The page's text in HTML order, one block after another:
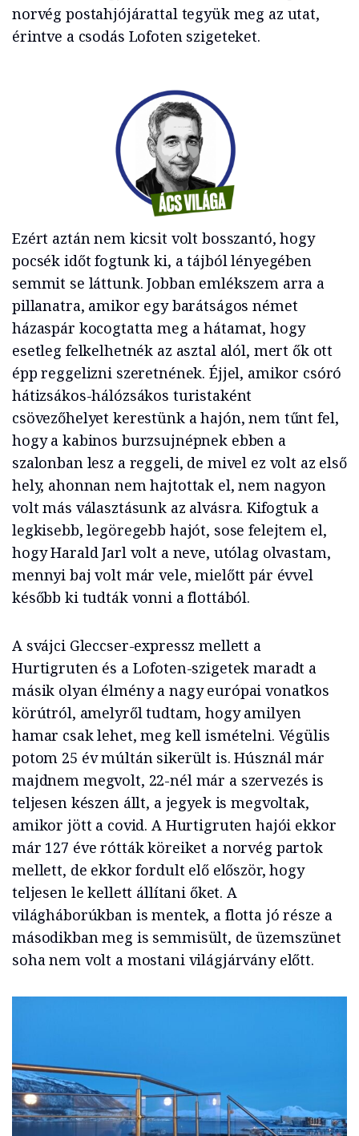
norvég postahjójárattal tegyük meg az utat,
érintve a csodás Lofoten szigeteket.
Ezért aztán nem kicsit volt bosszantó, hogy
pocsék időt fogtunk ki, a tájból lényegében
semmit se láttunk. Jobban emlékszem arra a
pillanatra, amikor egy barátságos német
házaspár kocogtatta meg a hátamat, hogy
esetleg felkelhetnék az asztal alól, mert ők ott
épp reggelizni szeretnének. Éjjel, amikor csóró
hátizsákos-hálózsákos turistaként
csövezőhelyet kerestünk a hajón, nem tűnt fel,
hogy a kabinos burzsujnépnek ebben a
szalonban lesz a reggeli, de mivel ez volt az első
hely, ahonnan nem hajtottak el, nem nagyon
volt más választásunk az alvásra. Kifogtuk a
legkisebb, legöregebb hajót, sose felejtem el,
hogy Harald Jarl volt a neve, utólag olvastam,
mennyi baj volt már vele, mielőtt pár évvel
később ki tudták vonni a flottából.
A svájci Gleccser-expressz mellett a
Hurtigruten és a Lofoten-szigetek maradt a
másik olyan élmény a nagy európai vonatkos
körútról, amelyről tudtam, hogy amilyen
hamar csak lehet, meg kell ismételni. Végülis
potom 25 év múltán sikerült is. Húsznál már
majdnem megvolt, 22-nél már a szervezés is
teljesen készen állt, a jegyek is megvoltak,
amikor jött a covid. A Hurtigruten hajói ekkor
már 127 éve rótták köreiket a norvég partok
mellett, de ekkor fordult elő először, hogy
teljesen le kellett állítani őket. A
világháborúkban is mentek, a flotta jó része a
másodikban meg is semmisült, de üzemszünet
soha nem volt a mostani világjárvány előtt.